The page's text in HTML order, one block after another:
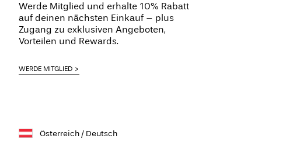
Werde Mitglied und erhalte 10% Rabatt
auf deinen nächsten Einkauf – plus
Zugang zu exklusiven Angeboten,
Vorteilen und Rewards.
WERDE MITGLIED
Österreich / Deutsch